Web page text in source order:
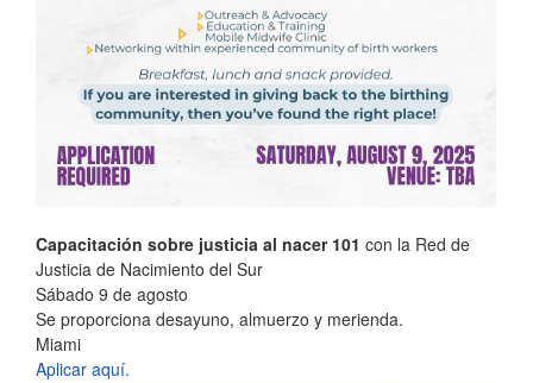
Capacitación sobre justicia al nacer 101 con la Red de
Justicia de Nacimiento del Sur
Sábado 9 de agosto
Se proporciona desayuno, almuerzo y merienda.
Miami
Aplicar aquí.